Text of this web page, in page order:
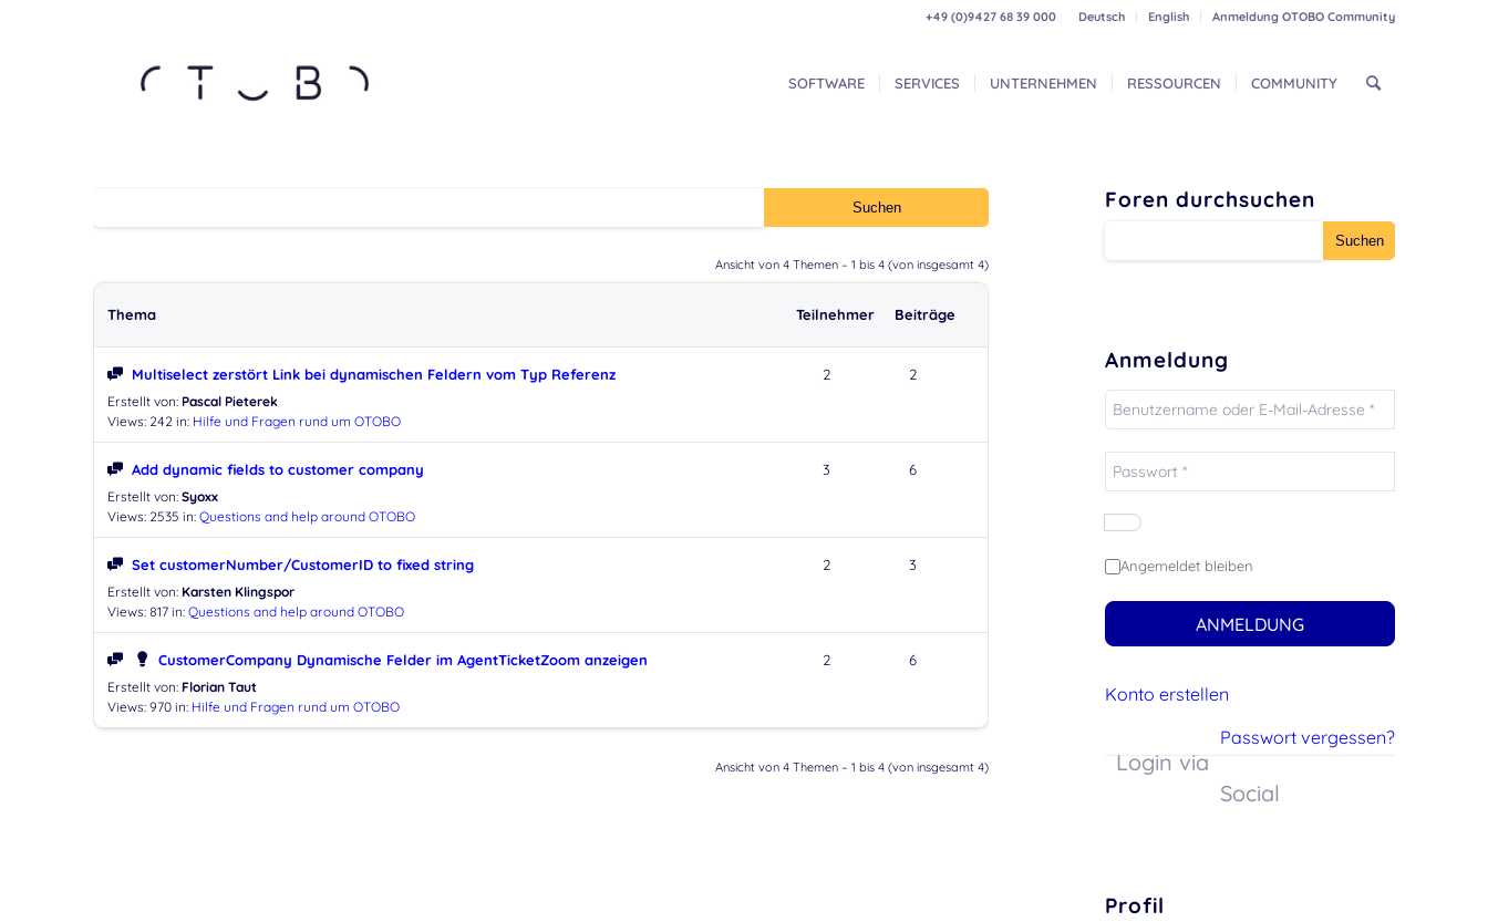
Deutsch English Anmeldung OTOBO Community
+49 (0)9427 68 39 000
SOFTWARE SERVICES UNTERNEHMEN RESSOURCEN COMMUNITY
Ansicht von 4 Themen – 1 bis 4 (von insgesamt 4)
Thema Teilnehmer Beiträge
Multiselect zerstört Link bei dynamischen Feldern vom Typ Referenz
Erstellt von: Pascal Pieterek
Views: 242 in: Hilfe und Fragen rund um OTOBO
2 2
Add dynamic fields to customer company
Erstellt von: Syoxx
Views: 2535 in: Questions and help around OTOBO
3 6
Set customerNumber/CustomerID to fixed string
Erstellt von: Karsten Klingspor
Views: 817 in: Questions and help around OTOBO
2 3
CustomerCompany Dynamische Felder im AgentTicketZoom anzeigen
Erstellt von: Florian Taut
Views: 970 in: Hilfe und Fragen rund um OTOBO
2 6
Ansicht von 4 Themen – 1 bis 4 (von insgesamt 4)
Foren durchsuchen
Anmeldung
Angemeldet bleiben
ANMELDUNG
Konto erstellen
Passwort vergessen?
Login via
Social
Profil